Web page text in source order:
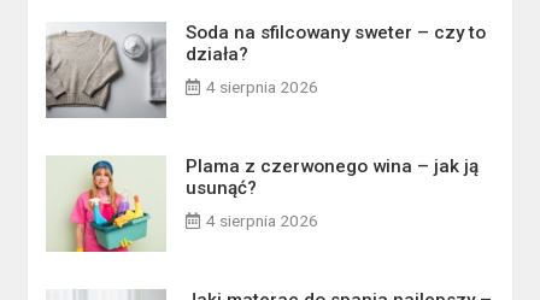
Soda na sfilcowany sweter – czy to
działa?
4 sierpnia 2026
Plama z czerwonego wina – jak ją
usunąć?
4 sierpnia 2026